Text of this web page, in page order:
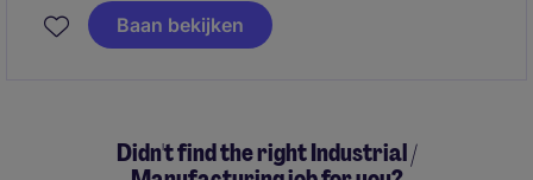
ontwikkelings- en hulpprojecten. Je speelt een
centrale rol in het volledige tenderproces,
Baan bekijken
Didn't find the right Industrial /